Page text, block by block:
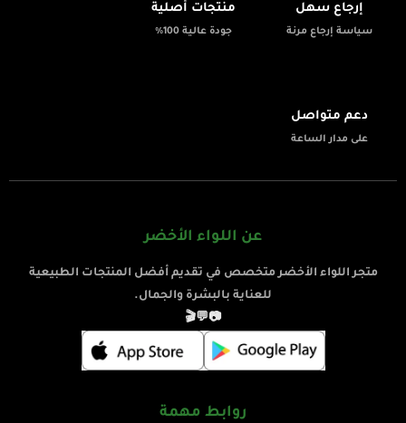
إرجاع سهل
سياسة إرجاع مرنة
منتجات أصلية
جودة عالية 100%
دعم متواصل
على مدار الساعة
عن اللواء الأخضر
متجر اللواء الأخضر متخصص في تقديم أفضل المنتجات الطبيعية
للعناية بالبشرة والجمال.
📷
💬
🎬
روابط مهمة